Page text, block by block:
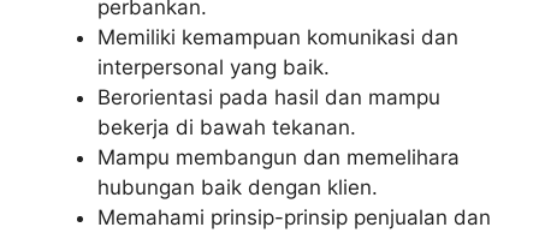
perbankan.
Memiliki kemampuan komunikasi dan
interpersonal yang baik.
Berorientasi pada hasil dan mampu
bekerja di bawah tekanan.
Mampu membangun dan memelihara
hubungan baik dengan klien.
Memahami prinsip-prinsip penjualan dan